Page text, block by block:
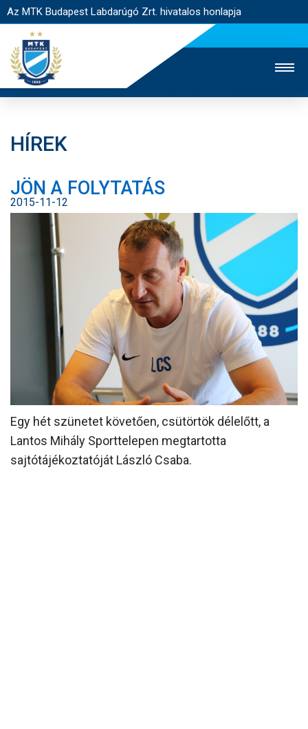
Az MTK Budapest Labdarúgó Zrt. hivatalos honlapja
JEGYÉRTÉKESÍTÉS
WEBSHOP
EGYESÜLET
KAPCSOLAT
NYITÓLAP
HÍREK
CSAPATOK
MÉRKŐZÉSEK
KLUB
GALÉRIA
SZURKOLÓI ÉLMÉNYEK
AKKREDITÁCIÓ
HÍREK
JÖN A FOLYTATÁS
2015-11-12
Egy hét szünetet követően, csütörtök délelőtt, a
Lantos Mihály Sporttelepen megtartotta
sajtótájékoztatóját László Csaba.